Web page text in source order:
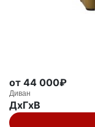
от 44 000₽
Диван
ДxГxВ